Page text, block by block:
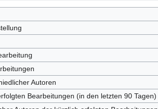
Autoren
Bearbeitungen (in den letzten 90 Tagen)